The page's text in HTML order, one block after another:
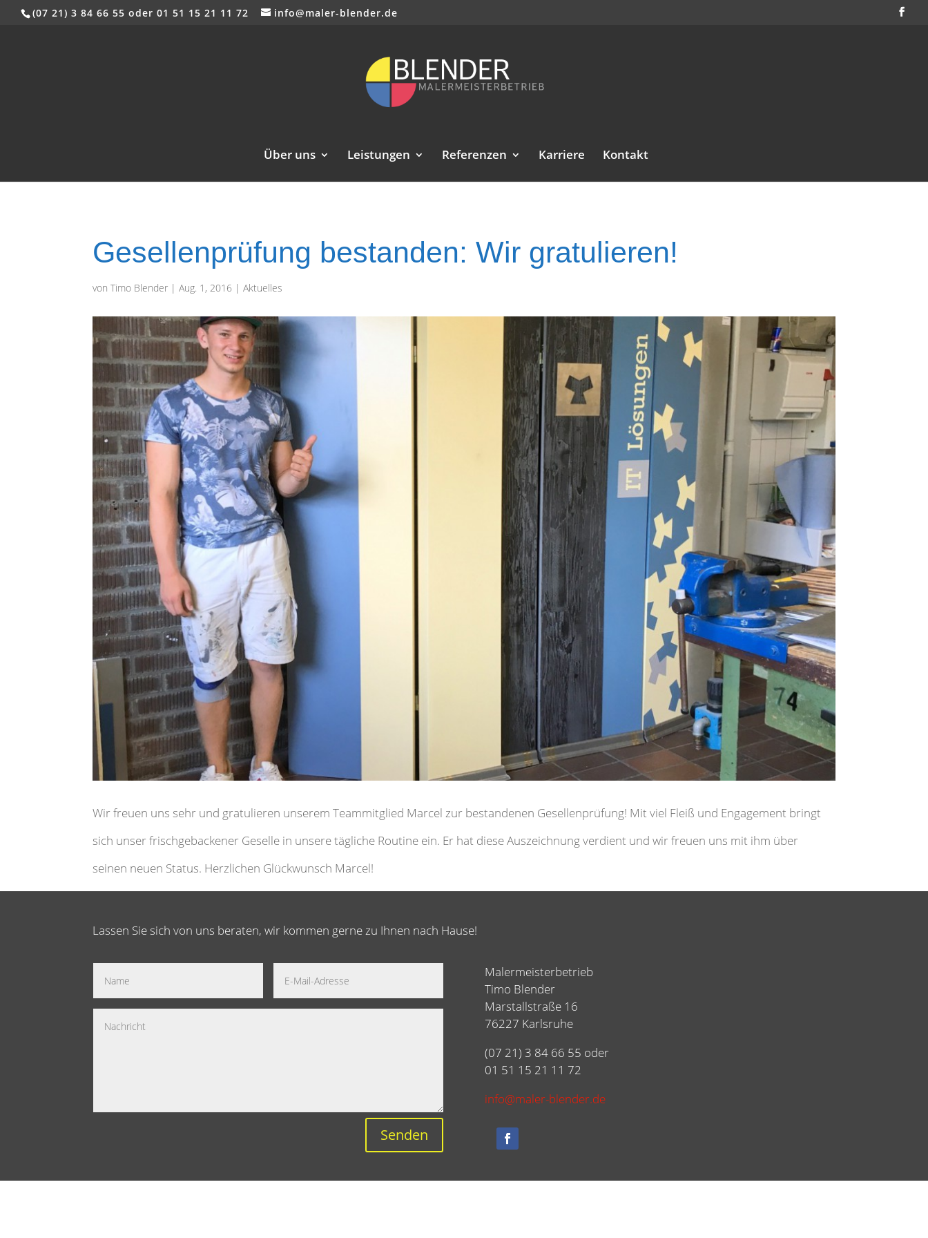
(07 21) 3 84 66 55 oder 01 51 15 21 11 72 info@maler-blender.de
Über uns Leistungen Referenzen Karriere Kontakt
Gesellenprüfung bestanden: Wir gratulieren!
vonTimo Blender |Aug. 1, 2016 |Aktuelles
Wir freuen uns sehr und gratulieren unserem Teammitglied Marcel zur bestandenen Gesellenprüfung! Mit viel Fleiß und Engagement bringt
sich unser frischgebackener Geselle in unsere tägliche Routine ein. Er hat diese Auszeichnung verdient und wir freuen uns mit ihm über
seinen neuen Status. Herzlichen Glückwunsch Marcel!
Lassen Sie sich von uns beraten, wir kommen gerne zu Ihnen nach Hause!
Senden
Malermeisterbetrieb
Timo Blender
Marstallstraße 16
76227 Karlsruhe
(07 21) 3 84 66 55 oder
01 51 15 21 11 72
info@maler-blender.de